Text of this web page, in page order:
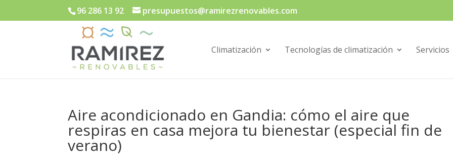
96 286 13 92 presupuestos@ramirezrenovables.com
Climatización Tecnologías de climatización Servicios
Aire acondicionado en Gandia: cómo el aire que
respiras en casa mejora tu bienestar (especial fin de
verano)